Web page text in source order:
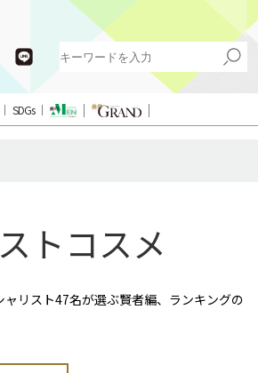
SDGs
トコスメ
リスト47名が選ぶ賢者編、ランキングの